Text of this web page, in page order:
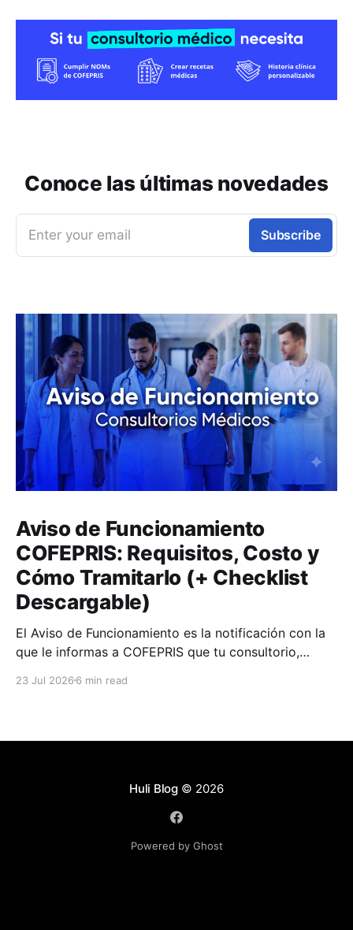
Conoce las últimas novedades
Enter your email Subscribe
Aviso de Funcionamiento
COFEPRIS: Requisitos, Costo y
Cómo Tramitarlo (+ Checklist
Descargable)
El Aviso de Funcionamiento es la notificación con la
que le informas a COFEPRIS que tu consultorio,
23 Jul 2026 6 min read
Huli Blog© 2026
Powered by Ghost